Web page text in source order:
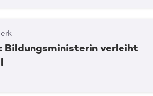
Bildungsministerin verleiht